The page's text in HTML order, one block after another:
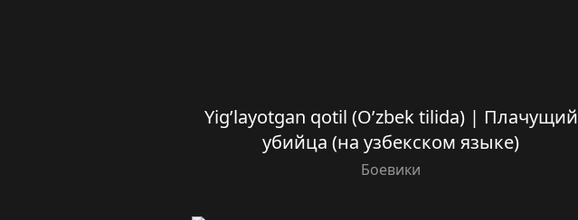
Yig’layotgan qotil (O’zbek tilida) | Плачущий
убийца (на узбекском языке)
Боевики